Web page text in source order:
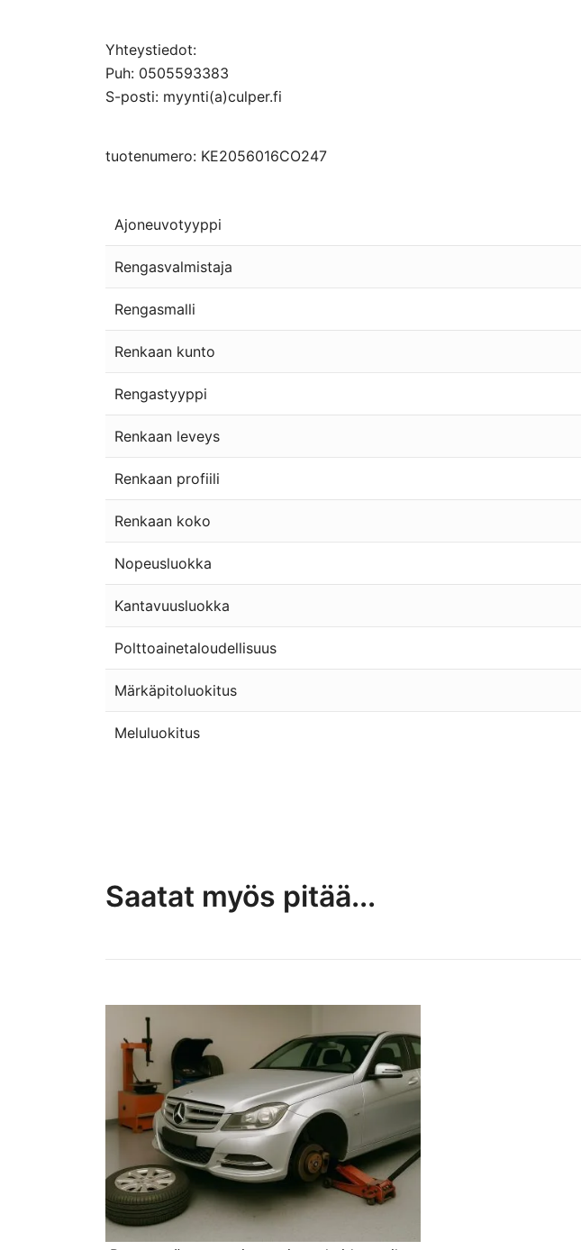
Yhteystiedot:
Puh: 0505593383
S-posti: myynti(a)culper.fi
tuotenumero: KE2056016CO247
Ajoneuvotyyppi
Rengasvalmistaja
Rengasmalli
Renkaan kunto
Rengastyyppi
Renkaan leveys
Renkaan profiili
Renkaan koko
Nopeusluokka
Kantavuusluokka
Polttoainetaloudellisuus
Märkäpitoluokitus
Meluluokitus
Saatat myös pitää...